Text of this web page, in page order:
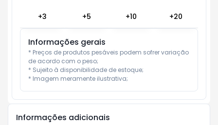
+3 +5 +10 +20
Informações gerais
* Preços de produtos pesáveis podem sofrer variação
de acordo com o peso;
* Sujeito à disponibilidade de estoque;
* Imagem meramente ilustrativa;
Informações adicionais